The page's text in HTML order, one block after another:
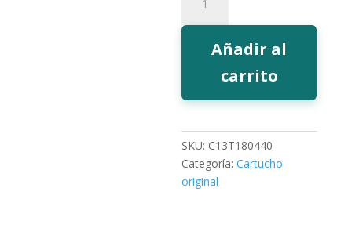
Epson
T1804
amarilloAñadir al
carrito
SKU: C13T180440
Categoría:Cartucho
original